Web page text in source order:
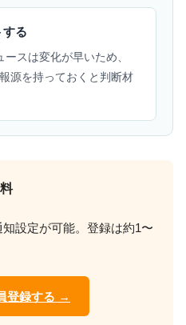
する
スは変化が早いため、
源を持っておくと判断材
設定が可能。登録は約1〜
登録する →